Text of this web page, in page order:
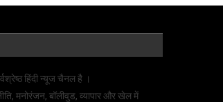
हिंदी न्‍यूज चैनल है ।
मनोरंजन, बॉलीवुड, व्यापार और खेल में